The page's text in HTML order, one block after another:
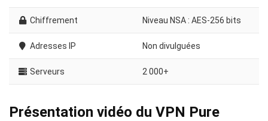
Chiffrement Niveau NSA : AES-256 bits
Adresses IP Non divulguées
Serveurs 2 000+
Présentation vidéo du VPN Pure